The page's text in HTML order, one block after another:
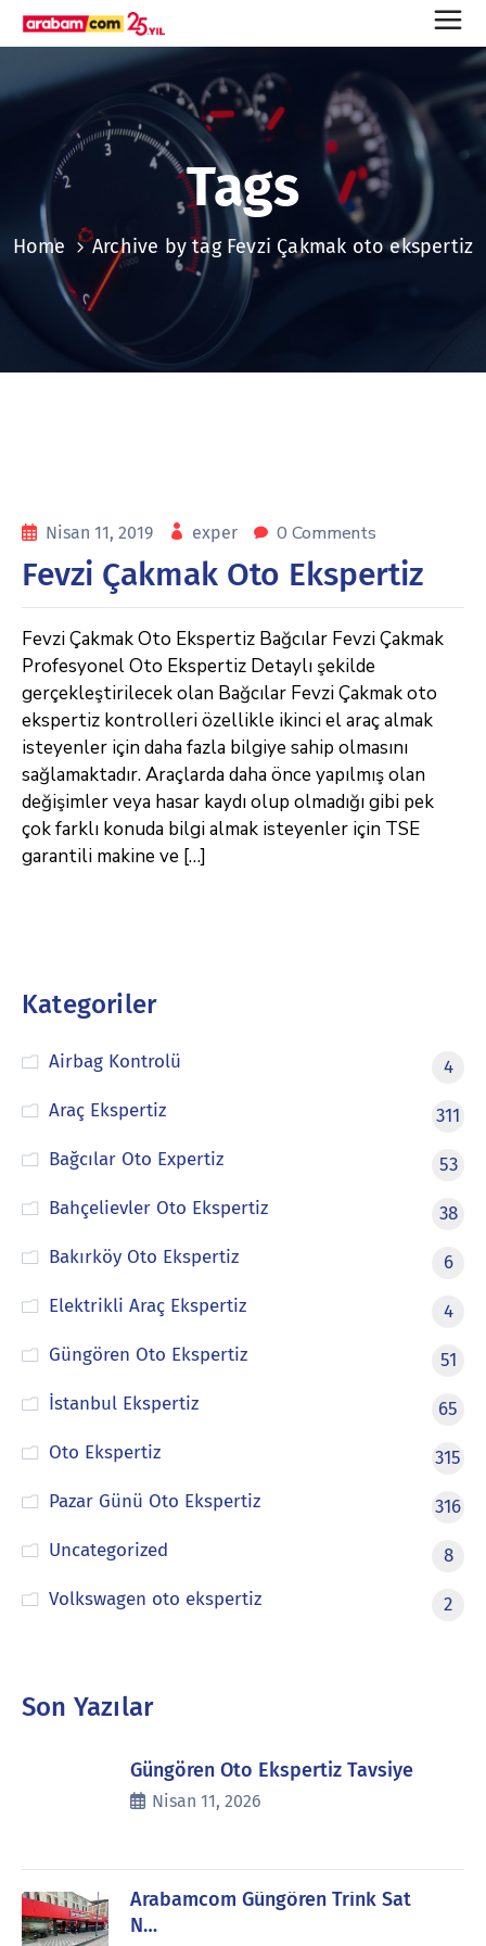
Tags
Home Archive by tag Fevzi Çakmak oto ekspertiz
Nisan 11, 2019 exper 0 Comments
Fevzi Çakmak Oto Ekspertiz
Fevzi Çakmak Oto Ekspertiz Bağcılar Fevzi Çakmak
Profesyonel Oto Ekspertiz Detaylı şekilde
gerçekleştirilecek olan Bağcılar Fevzi Çakmak oto
ekspertiz kontrolleri özellikle ikinci el araç almak
isteyenler için daha fazla bilgiye sahip olmasını
sağlamaktadır. Araçlarda daha önce yapılmış olan
değişimler veya hasar kaydı olup olmadığı gibi pek
çok farklı konuda bilgi almak isteyenler için TSE
garantili makine ve […]
Kategoriler
Airbag Kontrolü
4
Araç Ekspertiz
311
Bağcılar Oto Expertiz
53
Bahçelievler Oto Ekspertiz
38
Bakırköy Oto Ekspertiz
6
Elektrikli Araç Ekspertiz
4
Güngören Oto Ekspertiz
51
İstanbul Ekspertiz
65
Oto Ekspertiz
315
Pazar Günü Oto Ekspertiz
316
Uncategorized
8
Volkswagen oto ekspertiz
2
Son Yazılar
Güngören Oto Ekspertiz Tavsiye
Nisan 11, 2026
Arabamcom Güngören Trink Sat
N…